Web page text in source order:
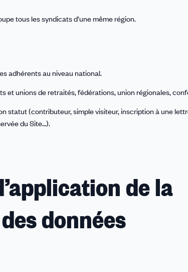
tous les syndicats d’une même région.
adhérents au niveau national.
et unions de retraités, fédérations, union régionales,
statut (contributeur, simple visiteur, inscription à une
du Site…).
de la
données